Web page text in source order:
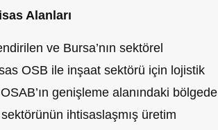
Alanları
ve Bursa’nın sektörel
OSB ile inşaat sektörü için lojistik
genişleme alanındaki bölgede
ihtisaslaşmış üretim